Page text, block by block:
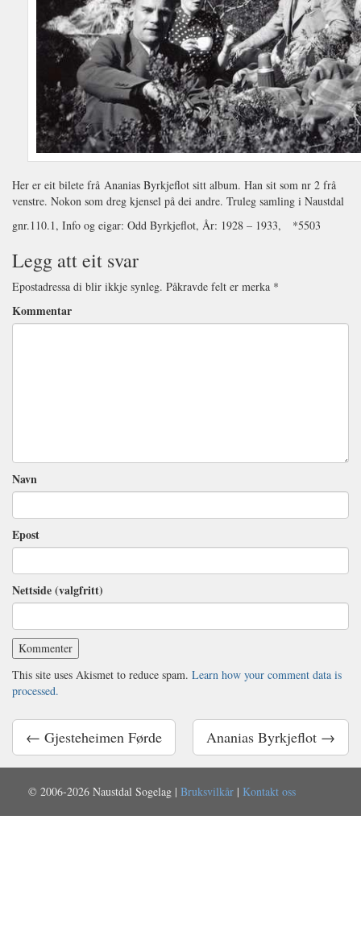
Her er eit bilete frå Ananias Byrkjeflot sitt album. Han sit som nr 2 frå
venstre. Nokon som dreg kjensel på dei andre. Truleg samling i Naustdal
gnr.110.1, Info og eigar: Odd Byrkjeflot, År: 1928 – 1933, *5503
Legg att eit svar
Epostadressa di blir ikkje synleg. Påkravde felt er merka *
Kommentar
Navn
Epost
Nettside (valgfritt)
This site uses Akismet to reduce spam. Learn how your comment data is
processed.
← Gjesteheimen Førde Ananias Byrkjeflot →
© 2006-2026 Naustdal Sogelag | Bruksvilkår | Kontakt oss